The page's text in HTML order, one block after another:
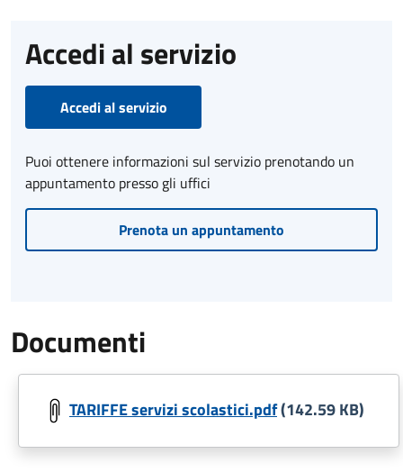
Accedi al servizio
Accedi al servizio
Puoi ottenere informazioni sul servizio prenotando un
appuntamento presso gli uffici
Prenota un appuntamento
Documenti
TARIFFE servizi scolastici.pdf(142.59 KB)